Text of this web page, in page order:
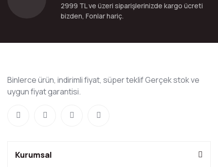
2999 TL ve üzeri siparişlerinizde kargo ücreti
bizden, Fonlar hariç.
Binlerce ürün, indirimli fiyat, süper teklif Gerçek stok ve
uygun fiyat garantisi.
Kurumsal